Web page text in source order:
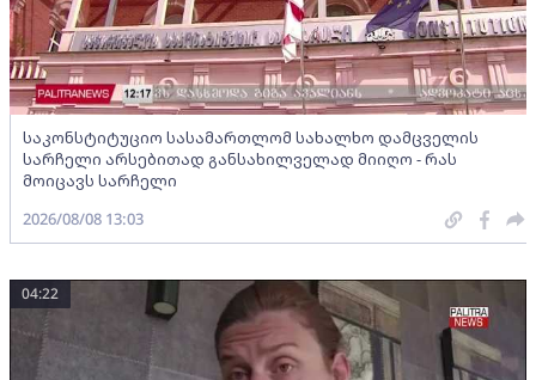
საკონსტიტუციო სასამართლომ სახალხო დამცველის
სარჩელი არსებითად განსახილველად მიიღო - რას
მოიცავს სარჩელი
2026/08/08 13:03
04:22